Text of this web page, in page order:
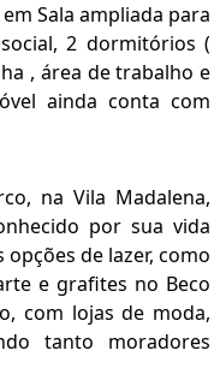
Sala ampliada para
2 dormitórios (
, área de trabalho e
ainda conta com
na Vila Madalena,
por sua vida
de lazer, como
e grafites no Beco
com lojas de moda,
tanto moradores